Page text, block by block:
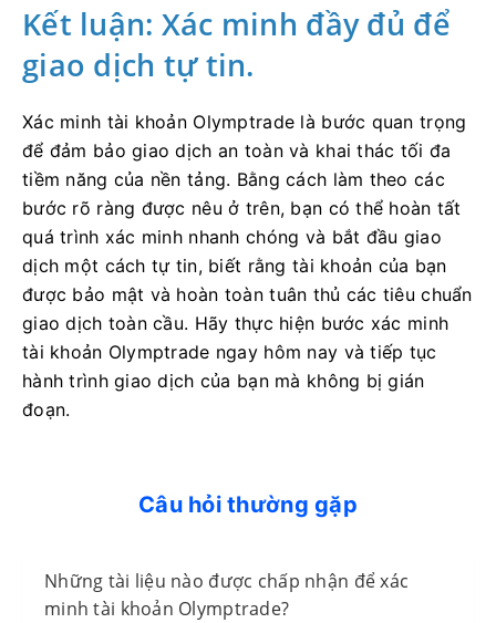
Kết luận: Xác minh đầy đủ để
giao dịch tự tin.
Xác minh tài khoản Olymptrade là bước quan trọng
để đảm bảo giao dịch an toàn và khai thác tối đa
tiềm năng của nền tảng. Bằng cách làm theo các
bước rõ ràng được nêu ở trên, bạn có thể hoàn tất
quá trình xác minh nhanh chóng và bắt đầu giao
dịch một cách tự tin, biết rằng tài khoản của bạn
được bảo mật và hoàn toàn tuân thủ các tiêu chuẩn
giao dịch toàn cầu. Hãy thực hiện bước xác minh
tài khoản Olymptrade ngay hôm nay và tiếp tục
hành trình giao dịch của bạn mà không bị gián
đoạn.
Câu hỏi thường gặp
Những tài liệu nào được chấp nhận để xác
minh tài khoản Olymptrade?